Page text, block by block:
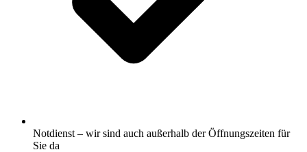
Notdienst – wir sind auch außerhalb der Öffnungszeiten für
Sie da